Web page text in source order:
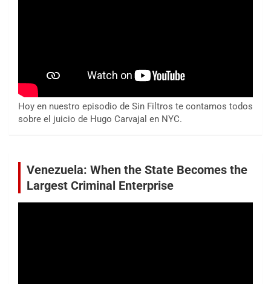
Hoy en nuestro episodio de Sin Filtros te contamos todos
sobre el juicio de Hugo Carvajal en NYC.
Venezuela: When the State Becomes the
Largest Criminal Enterprise